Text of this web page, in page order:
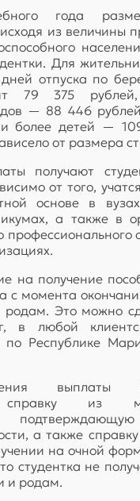
года
из величины
Для
отпуска по
79 375
— 88 446
более детей —
от размера
получают
от того,
основе в
а также в
профессионального
на получение
с момента
Это можно
в любой
Республике
выплаты
справку из
а также
на очной
студентка не
и родам.